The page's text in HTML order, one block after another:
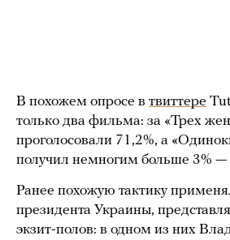
В похожем опросе в твиттере
только два фильма: за «Трех
проголосовали 71,2%, а
получил немногим больше 3% —
Ранее похожую тактику
президента Украины,
экзит-полов: в одном из них